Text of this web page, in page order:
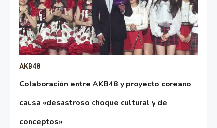
AKB48
Colaboración entre AKB48 y proyecto coreano
causa «desastroso choque cultural y de
conceptos»